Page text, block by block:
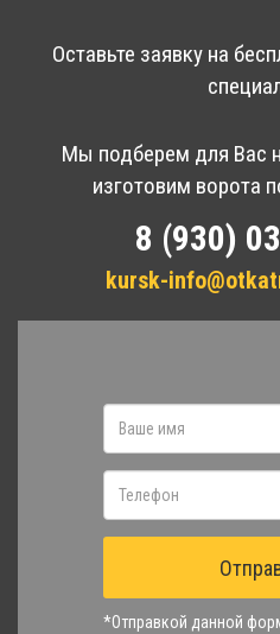
Оставьте заявку на
Мы подберем для Вас
изготовим ворота
8 (930)
kursk-
*Отправкой данной